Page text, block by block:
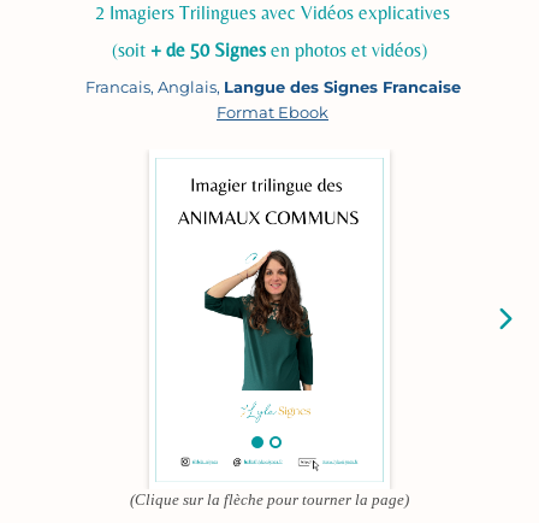
2 Imagiers Trilingues avec Vidéos explicatives
(soit + de 50 Signes en photos et vidéos)
Francais, Anglais, Langue des Signes Francaise
Format Ebook
(Clique sur la flèche pour tourner la page)